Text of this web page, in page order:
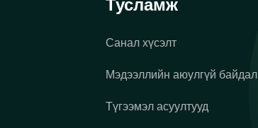
Тусламж
Санал хүсэлт
Мэдээллийн аюулгүй байдал
Түгээмэл асуултууд